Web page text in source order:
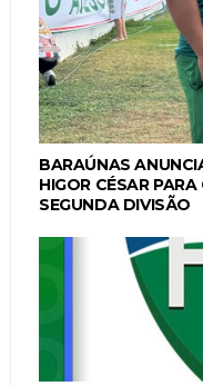
BARAÚNAS
HIGOR CÉSAR
SEGUNDA DIVISÃO